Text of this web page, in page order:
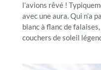
l’avions rêvé !
avec une aura. Qui n’a
blanc à flanc de
couchers de soleil